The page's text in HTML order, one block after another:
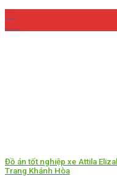
Đồ án tốt nghiệp xe Attila
Trang Khánh Hòa